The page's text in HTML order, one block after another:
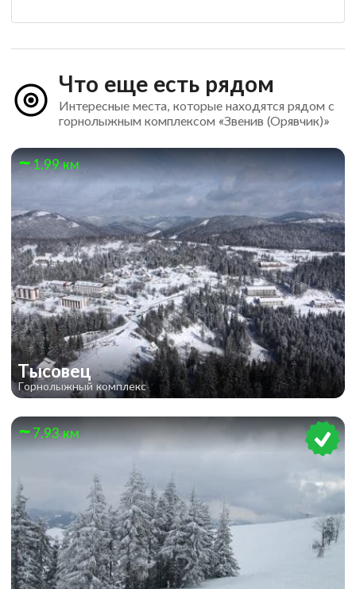
Что еще есть рядом
Интересные места, которые находятся рядом с
горнолыжным комплексом «Звенив (Орявчик)»
1.99 км
Тысовец
Горнолыжный комплекс
7.93 км